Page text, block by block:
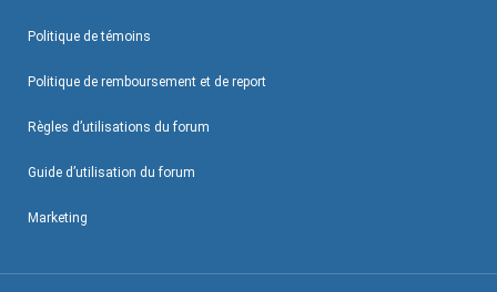
Politique de témoins
Politique de remboursement et de report
Règles d’utilisations du forum
Guide d’utilisation du forum
Marketing